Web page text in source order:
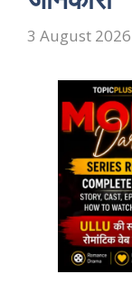
3 August 2026